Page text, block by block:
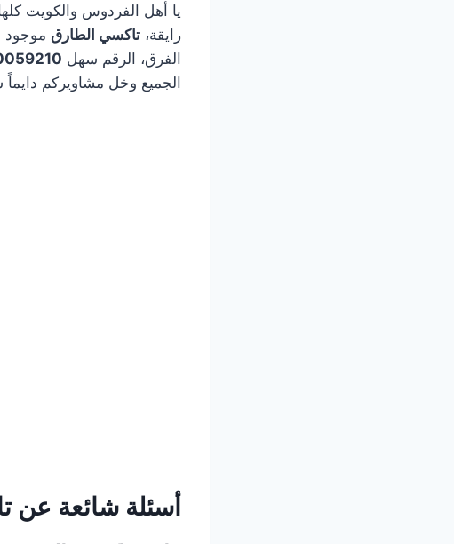
يا أهل الفردوس والكويت
رايقة، تاكسي الطارق موجود
الفرق، الرقم سهل
الجميع وخل مشاويركم دايماً
أسئلة شائعة عن